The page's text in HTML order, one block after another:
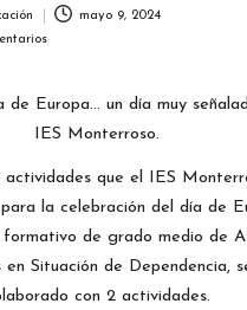
mayo 9, 2024
de Europa… un día muy
IES Monterroso.
actividades que el IES
la celebración del día de
de grado medio de
en Situación de Dependencia,
con 2 actividades.